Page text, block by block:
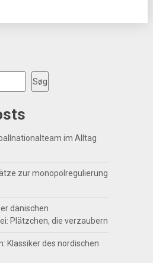
Søg
im Alltag
zur monopolregulierung
dänischen
Plätzchen, die verzaubern
Klassiker des nordischen